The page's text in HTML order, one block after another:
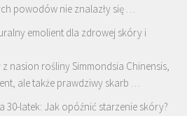
powodów nie znalazły się …
emolient dla zdrowej skóry i
nasion rośliny Simmondsia Chinensis,
ale także prawdziwy skarb …
30-latek: Jak opóźnić starzenie skóry?